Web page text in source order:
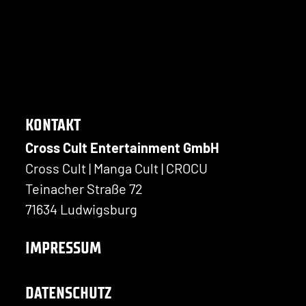
KONTAKT
Cross Cult Entertainment GmbH
Cross Cult | Manga Cult | CROCU
Teinacher Straße 72
71634 Ludwigsburg
IMPRESSUM
DATENSCHUTZ